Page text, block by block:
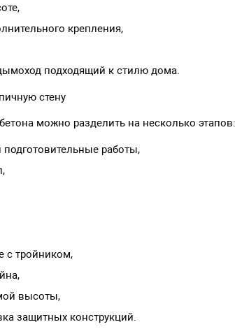
крепления,
подходящий к стилю дома.
стену
можно разделить на несколько этапов:
работы,
с тройником,
высоты,
защитных конструкций.